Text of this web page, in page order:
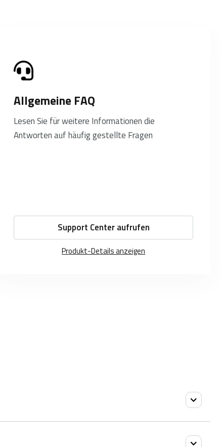
Allgemeine FAQ
Lesen Sie für weitere Informationen die
Antworten auf häufig gestellte Fragen
Support Center aufrufen
Produkt-Details anzeigen